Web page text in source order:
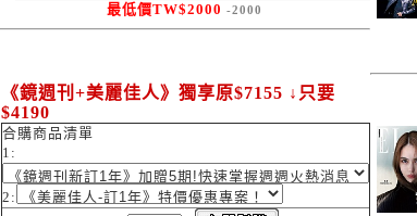
最低價TW$2000 -2000
《鏡週刊+美麗佳人》獨享原$7155 ↓只要
$4190
合購商品清單
1:
2: